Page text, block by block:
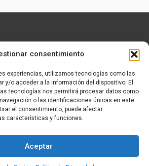
consentimiento
experiencias, utilizamos tecnologías como las
y/o acceder a la información del dispositivo. El
tecnologías nos permitirá procesar datos como
o las identificaciones únicas en este
el consentimiento, puede afectar
características y funciones.
Aceptar
Expediente
Política de Privacidad
Funciona gracias a: